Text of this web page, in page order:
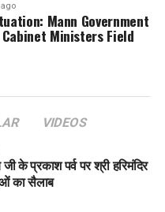
Mann Government
Ministers Field
VIDEOS
के प्रकाश पर्व पर श्री हरिमंदिर
का सैलाब